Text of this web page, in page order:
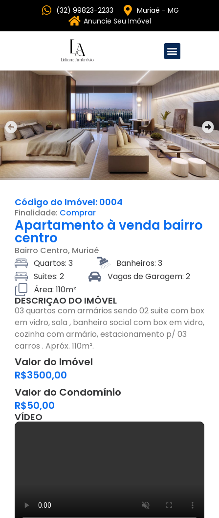
(32) 99823-2233
Muriaé - MG
Anuncie Seu Imóvel
Código do Imóvel: 0004
Finalidade: Comprar
Apartamento à venda bairro
centro
Bairro Centro, Muriaé
Quartos: 3
Banheiros: 3
Suites: 2
Vagas de Garagem: 2
Área: 110m²
DESCRIÇAO DO IMÓVEL
03 quartos com armários sendo 02 suite com box
em vidro, sala , banheiro social com box em vidro,
cozinha com armário, estacionamento p/ 03
carros . Apróx. 110m².
Valor do Imóvel
R$3500,00
Valor do Condomínio
R$50,00
VÍDEO